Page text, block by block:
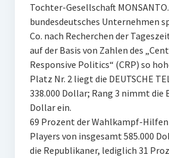
Tochter-Gesellschaft
bundesdeutsches Unternehmen
Co. nach Recherchen der
auf der Basis von Zahlen des
Responsive Politics“ (CRP) so
Platz Nr. 2 liegt die DEUTSCHE
338.000 Dollar; Rang 3 nimmt die
Dollar ein.
69 Prozent der Wahlkampf-Hilfen
Players von insgesamt 585.000
die Republikaner, lediglich 31